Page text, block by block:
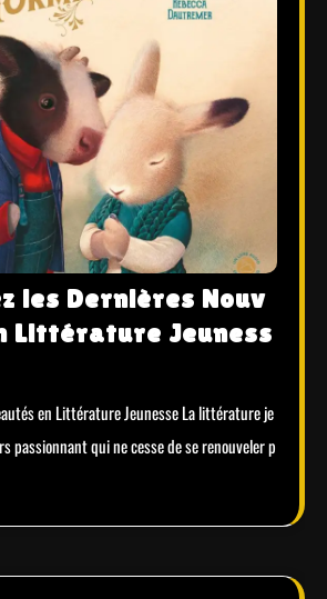
les Dernières Nouv
Littérature Jeuness
en Littérature Jeunesse La littérature je
passionnant qui ne cesse de se renouveler p